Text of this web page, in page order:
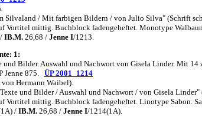
Silvaland / Mit farbigen Bildern / von Julio Silva" (Schrift
Vortitel mittig. Buchblock fadengeheftet. Monotype
IB.M. 26,68 / Jenne I/1213.
1:
und Bilder. Auswahl und Nachwort von Gisela Linder. Mit
Jenne 875. ÜP 2001_1214
Hermann Waibel).
und Bilder / Auswahl und Nachwort / von Gisela
Vortitel mittig. Buchblock fadengeheftet. Linotype Sabon.
/IB.M. 26,68 / Jenne I/1214(1A).